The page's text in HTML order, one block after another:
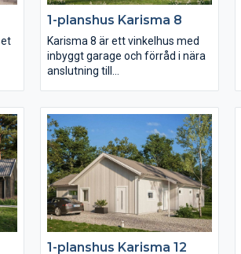
och i andra ändan av huset hittar
du ytterligare två sovrum, allrum
och wc.
1-planshus Karisma 8
Karisma 8 är ett vinkelhus med
inbyggt garage och förråd i nära
anslutning till
från köket. Planlösningen
svänger sig därefter fram från
köket genom matplatsen med en
möjlig bardisk, den rymliga
entrén och slutligen
vardagsrummet placerat mot
trädgårdssidan. I husets vinkel
placeras med fördel en härlig
uteplats i lä.
1-planshus Karisma 12